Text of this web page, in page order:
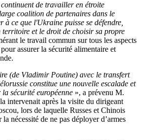
de travailler en étroite
coalition de partenaires dans le
à ce que l'Ukraine puisse se défendre,
territoire et le droit de choisir sa propre
le travail commun sur tous les aspects
assurer la sécurité alimentaire et
(de Vladimir Poutine) avec le transfert
constitue une nouvelle escalade et
sécurité européenne », a prévenu M.
intervenait après la visite du dirigeant
lors de laquelle Russes et Chinois
nécessité de ne pas déployer d’armes